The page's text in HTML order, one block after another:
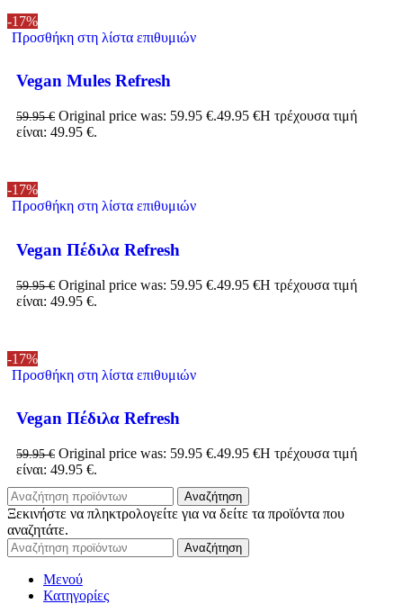
-17%
Προσθήκη στη λίστα επιθυμιών
Vegan Mules Refresh
59.95€ Original price was: 59.95 €.49.95 €Η τρέχουσα τιμή
είναι: 49.95 €.
-17%
Προσθήκη στη λίστα επιθυμιών
Vegan Πέδιλα Refresh
59.95€ Original price was: 59.95 €.49.95 €Η τρέχουσα τιμή
είναι: 49.95 €.
-17%
Προσθήκη στη λίστα επιθυμιών
Vegan Πέδιλα Refresh
59.95€ Original price was: 59.95 €.49.95 €Η τρέχουσα τιμή
είναι: 49.95 €.
Αναζήτηση
Ξεκινήστε να πληκτρολογείτε για να δείτε τα προϊόντα που
αναζητάτε.
Αναζήτηση
Μενού
Κατηγορίες